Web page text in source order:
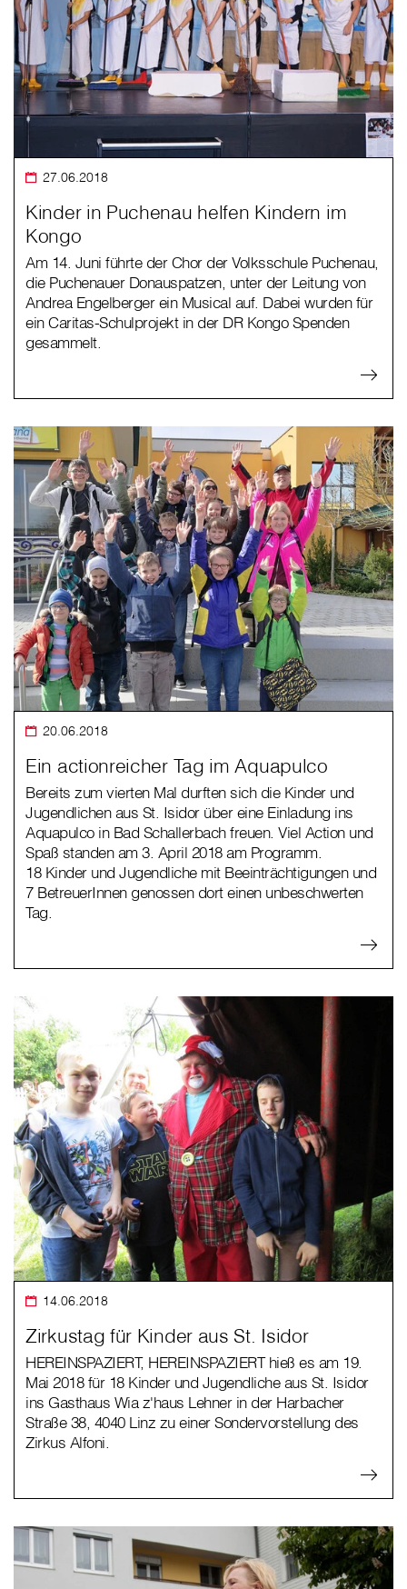
27.06.2018
Kinder in Puchenau helfen Kindern im
Kongo
Am 14. Juni führte der Chor der Volksschule Puchenau,
die Puchenauer Donauspatzen, unter der Leitung von
Andrea Engelberger ein Musical auf. Dabei wurden für
ein Caritas-Schulprojekt in der DR Kongo Spenden
gesammelt.
20.06.2018
Ein actionreicher Tag im Aquapulco
Bereits zum vierten Mal durften sich die Kinder und
Jugendlichen aus St. Isidor über eine Einladung ins
Aquapulco in Bad Schallerbach freuen. Viel Action und
Spaß standen am 3. April 2018 am Programm.
18 Kinder und Jugendliche mit Beeinträchtigungen und
7 BetreuerInnen genossen dort einen unbeschwerten
Tag.
14.06.2018
Zirkustag für Kinder aus St. Isidor
HEREINSPAZIERT, HEREINSPAZIERT hieß es am 19.
Mai 2018 für 18 Kinder und Jugendliche aus St. Isidor
ins Gasthaus Wia z'haus Lehner in der Harbacher
Straße 38, 4040 Linz zu einer Sondervorstellung des
Zirkus Alfoni.